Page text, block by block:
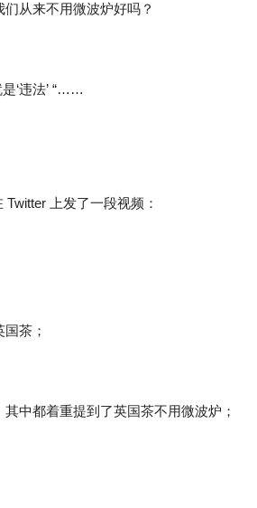
从来不用微波炉好吗？
‘违法’ “……
上发了一段视频：
茶；
中都着重提到了英国茶不用微波炉；